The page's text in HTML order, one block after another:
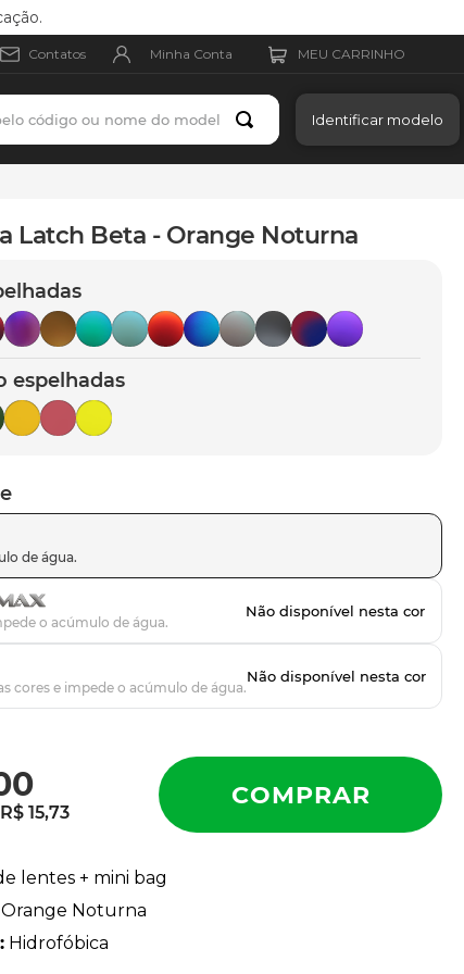
Contatos Minha Conta
código ou nome do modelo
Identificar modelo
Latch Beta - Orange Noturna
espelhadas
R$ 15,73
lentes + mini bag
Orange Noturna
: Hidrofóbica